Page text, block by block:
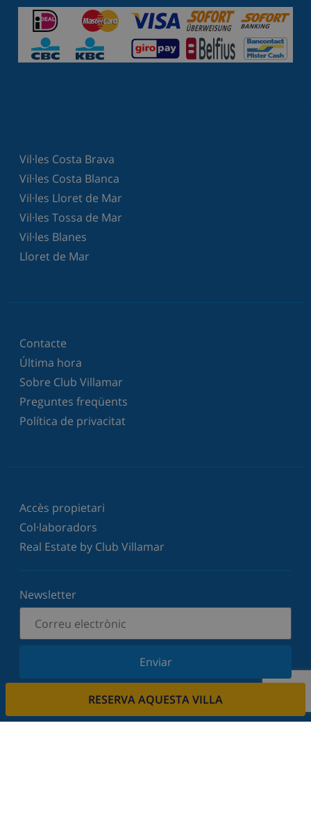
RESERVA AQUESTA VILLA
Vil·les Costa Brava
Vil·les Costa Blanca
Vil·les Lloret de Mar
Vil·les Tossa de Mar
Vil·les Blanes
Lloret de Mar
Contacte
Última hora
Sobre Club Villamar
Preguntes freqüents
Política de privacitat
Accès propietari
Col·laboradors
Real Estate by Club Villamar
Newsletter
Enviar
Subscriu-vos al nostre butlletí i estigues informat
de les últimes novetats i ofertes. Respectem la
vostra privadesa.